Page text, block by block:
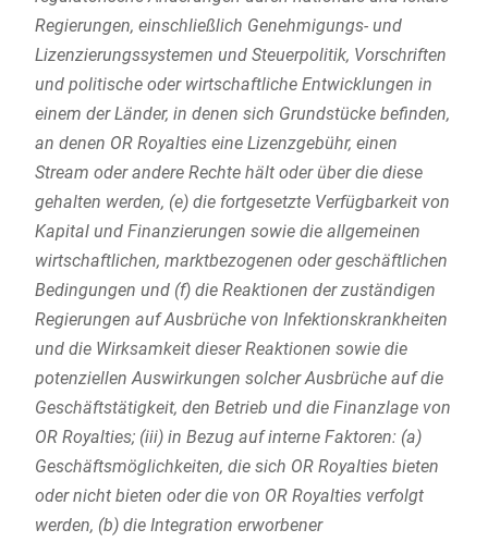
Regierungen, einschließlich Genehmigungs- und
Lizenzierungssystemen und Steuerpolitik, Vorschriften
und politische oder wirtschaftliche Entwicklungen in
einem der Länder, in denen sich Grundstücke befinden,
an denen OR Royalties eine Lizenzgebühr, einen
Stream oder andere Rechte hält oder über die diese
gehalten werden, (e) die fortgesetzte Verfügbarkeit von
Kapital und Finanzierungen sowie die allgemeinen
wirtschaftlichen, marktbezogenen oder geschäftlichen
Bedingungen und (f) die Reaktionen der zuständigen
Regierungen auf Ausbrüche von Infektionskrankheiten
und die Wirksamkeit dieser Reaktionen sowie die
potenziellen Auswirkungen solcher Ausbrüche auf die
Geschäftstätigkeit, den Betrieb und die Finanzlage von
OR Royalties; (iii) in Bezug auf interne Faktoren: (a)
Geschäftsmöglichkeiten, die sich OR Royalties bieten
oder nicht bieten oder die von OR Royalties verfolgt
werden, (b) die Integration erworbener